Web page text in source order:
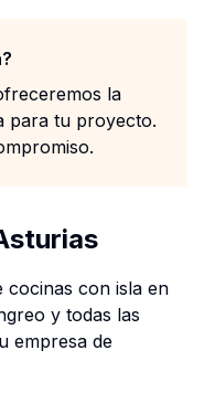
la
para tu proyecto.
cocinas con isla en
y todas las
empresa de